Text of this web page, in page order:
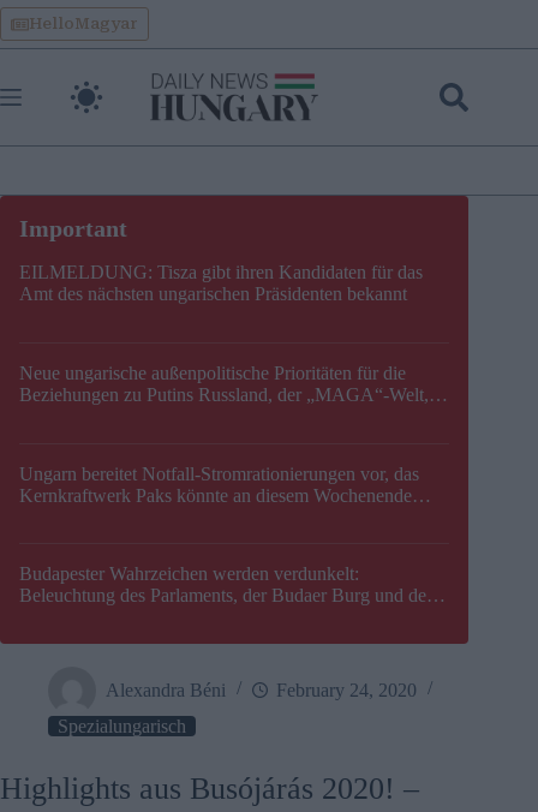
Skip
to
content
HelloMagyar
EILMELDUNG: Tisza gibt ihren Kandidaten für das
Amt des nächsten ungarischen Präsidenten bekannt
Neue ungarische außenpolitische Prioritäten für die
Beziehungen zu Putins Russland, der „MAGA“-Welt,
Ungarn bereitet Notfall-Stromrationierungen vor, das
Kernkraftwerk Paks könnte an diesem Wochenende
Budapester Wahrzeichen werden verdunkelt:
Beleuchtung des Parlaments, der Budaer Burg und der
Alexandra Béni
February 24, 2020
Spezialungarisch
Highlights aus Busójárás 2020! –